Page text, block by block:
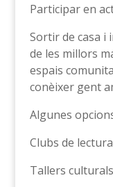
Participar en
Sortir de casa i
de les millors
espais
conèixer gent
Algunes
Clubs de
Tallers